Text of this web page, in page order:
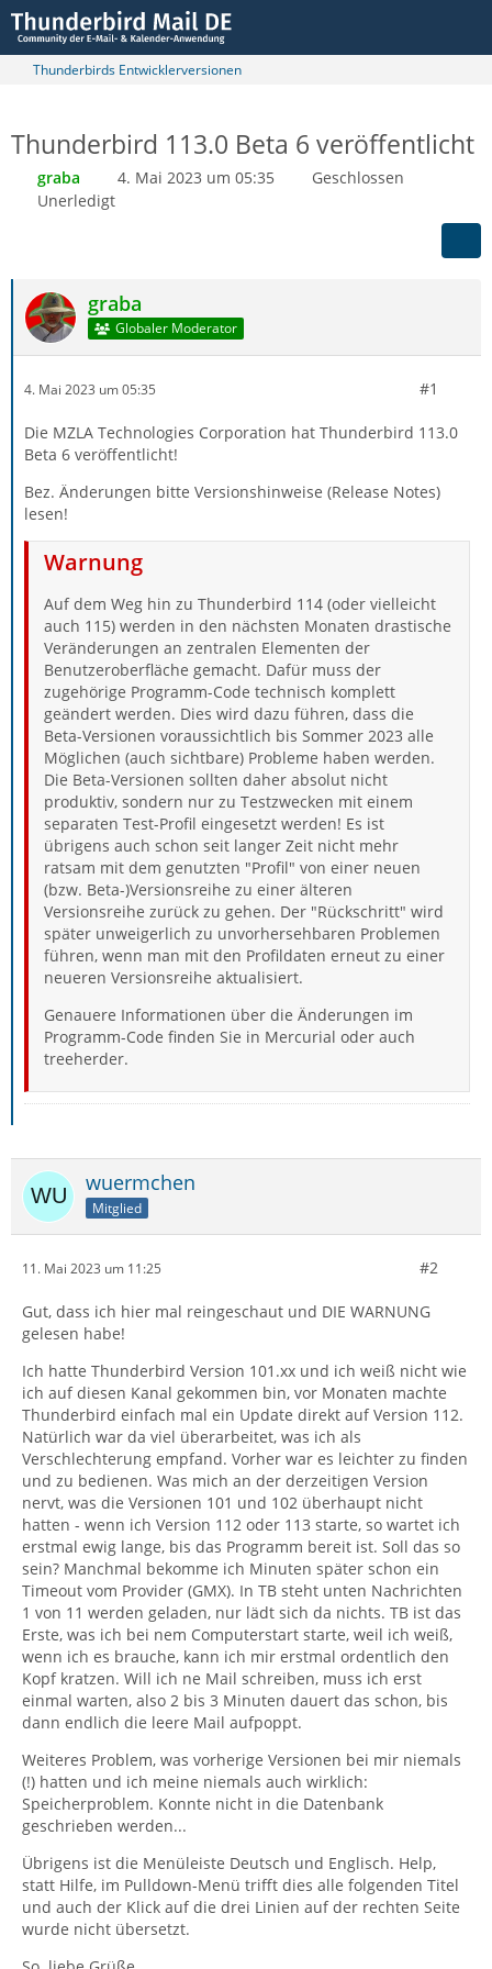
Thunderbirds Entwicklerversionen
Thunderbird 113.0 Beta 6 veröffentlicht
graba 4. Mai 2023 um 05:35
Geschlossen
Unerledigt
graba
Globaler Moderator
4. Mai 2023 um 05:35 #1
Die MZLA Technologies Corporation hat Thunderbird 113.0
Beta 6 veröffentlicht!
Bez. Änderungen bitte Versionshinweise (Release Notes)
lesen!
Warnung
Auf dem Weg hin zu Thunderbird 114 (oder vielleicht
auch 115) werden in den nächsten Monaten drastische
Veränderungen an zentralen Elementen der
Benutzeroberfläche gemacht. Dafür muss der
zugehörige Programm-Code technisch komplett
geändert werden. Dies wird dazu führen, dass die
Beta-Versionen voraussichtlich bis Sommer 2023 alle
Möglichen (auch sichtbare) Probleme haben werden.
Die Beta-Versionen sollten daher absolut nicht
produktiv, sondern nur zu Testzwecken mit einem
separaten Test-Profil eingesetzt werden! Es ist
übrigens auch schon seit langer Zeit nicht mehr
ratsam mit dem genutzten "Profil" von einer neuen
(bzw. Beta-)Versionsreihe zu einer älteren
Versionsreihe zurück zu gehen. Der "Rückschritt" wird
später unweigerlich zu unvorhersehbaren Problemen
führen, wenn man mit den Profildaten erneut zu einer
neueren Versionsreihe aktualisiert.
Genauere Informationen über die Änderungen im
Programm-Code finden Sie in Mercurial oder auch
treeherder.
wuermchen
Mitglied
11. Mai 2023 um 11:25 #2
Gut, dass ich hier mal reingeschaut und DIE WARNUNG
gelesen habe!
Ich hatte Thunderbird Version 101.xx und ich weiß nicht wie
ich auf diesen Kanal gekommen bin, vor Monaten machte
Thunderbird einfach mal ein Update direkt auf Version 112.
Natürlich war da viel überarbeitet, was ich als
Verschlechterung empfand. Vorher war es leichter zu finden
und zu bedienen. Was mich an der derzeitigen Version
nervt, was die Versionen 101 und 102 überhaupt nicht
hatten - wenn ich Version 112 oder 113 starte, so wartet ich
erstmal ewig lange, bis das Programm bereit ist. Soll das so
sein? Manchmal bekomme ich Minuten später schon ein
Timeout vom Provider (GMX). In TB steht unten Nachrichten
1 von 11 werden geladen, nur lädt sich da nichts. TB ist das
Erste, was ich bei nem Computerstart starte, weil ich weiß,
wenn ich es brauche, kann ich mir erstmal ordentlich den
Kopf kratzen. Will ich ne Mail schreiben, muss ich erst
einmal warten, also 2 bis 3 Minuten dauert das schon, bis
dann endlich die leere Mail aufpoppt.
Weiteres Problem, was vorherige Versionen bei mir niemals
(!) hatten und ich meine niemals auch wirklich:
Speicherproblem. Konnte nicht in die Datenbank
geschrieben werden...
Übrigens ist die Menüleiste Deutsch und Englisch. Help,
statt Hilfe, im Pulldown-Menü trifft dies alle folgenden Titel
und auch der Klick auf die drei Linien auf der rechten Seite
wurde nicht übersetzt.